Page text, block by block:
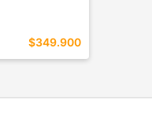
$349.900